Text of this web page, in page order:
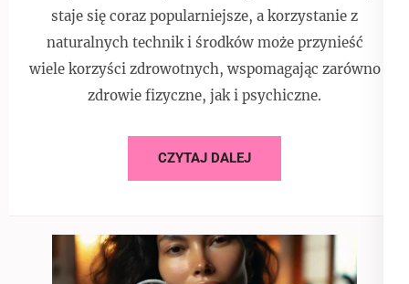
staje się coraz popularniejsze, a korzystanie z
naturalnych technik i środków może przynieść
wiele korzyści zdrowotnych, wspomagając zarówno
zdrowie fizyczne, jak i psychiczne.
CZYTAJ DALEJ